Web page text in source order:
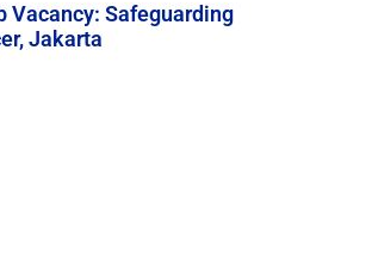
Vacancy: Safeguarding
Jakarta